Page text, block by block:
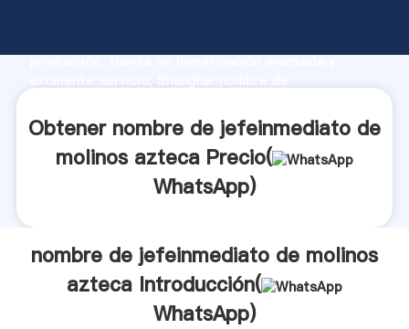
producción, fuerza de investigación avanzada y
valor y aporta valores a todos los clientes.
Obtener nombre de jefeinmediato de
molinos azteca Precio(
WhatsApp)
nombre de jefeinmediato de molinos
azteca Introducción(
WhatsApp)